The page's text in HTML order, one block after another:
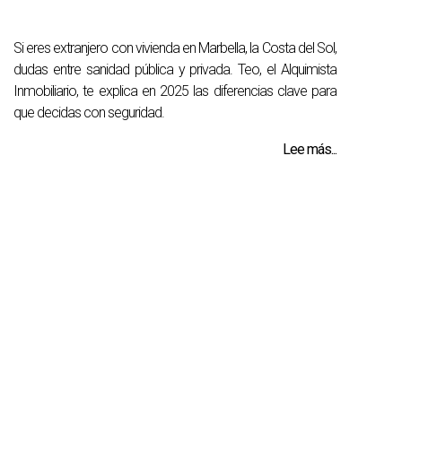
Si eres extranjero con vivienda en Marbella, la Costa del Sol,
dudas entre sanidad pública y privada. Teo, el Alquimista
Inmobiliario, te explica en 2025 las diferencias clave para
que decidas con seguridad.
Lee más...